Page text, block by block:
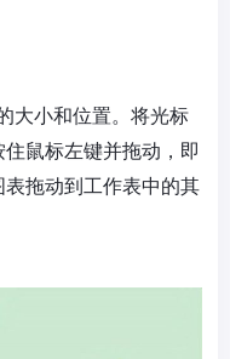
大小和位置。将光标
鼠标左键并拖动，即
拖动到工作表中的其